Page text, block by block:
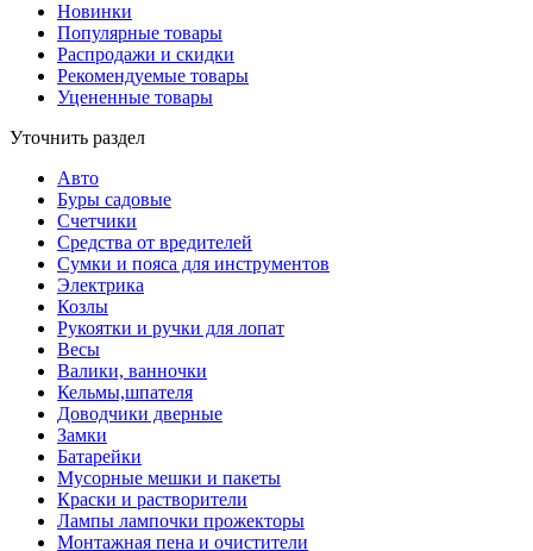
Новинки
Популярные товары
Распродажи и скидки
Рекомендуемые товары
Уцененные товары
Уточнить раздел
Авто
Буры садовые
Счетчики
Средства от вредителей
Сумки и пояса для инструментов
Электрика
Козлы
Рукоятки и ручки для лопат
Весы
Валики, ванночки
Кельмы,шпателя
Доводчики дверные
Замки
Батарейки
Мусорные мешки и пакеты
Краски и растворители
Лампы лампочки прожекторы
Монтажная пена и очистители